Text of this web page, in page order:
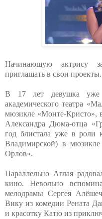
Начинающую актрису
приглашать в свои проекты.
В 17 лет девушка уже
академического театра
мюзикле «Монте-Кристо»,
Александра Дюма-отца
год блистала уже в роли
Владимирской) в
Орлов».
Параллельно Аглая
кино. Невольно
мелодрамы Сергея
Вику из комедии Рената
и красотку Катю из